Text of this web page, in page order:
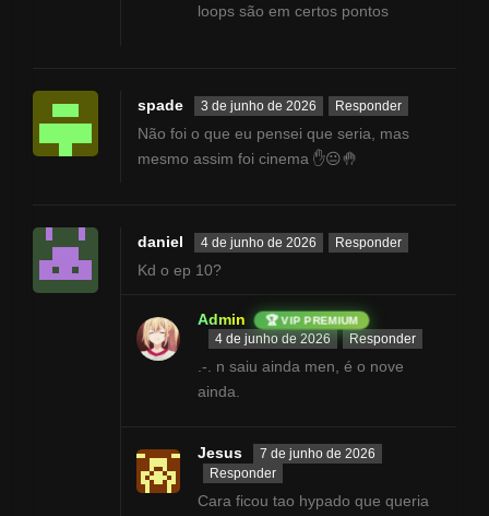
loops são em certos pontos
spade 3 de junho de 2026 Responder
Não foi o que eu pensei que seria, mas
mesmo assim foi cinema ✋😐🤚
daniel 4 de junho de 2026 Responder
Kd o ep 10?
Admin 🏆 VIP PREMIUM
4 de junho de 2026 Responder
.-. n saiu ainda men, é o nove
ainda.
Jesus
7 de junho de 2026
Responder
Cara ficou tao hypado que queria